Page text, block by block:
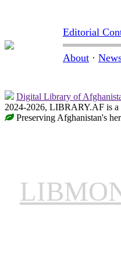
Editorial
About ·
Digital Library of
2024-2026, LIBRARY.AF is a
Preserving Afghanistan's